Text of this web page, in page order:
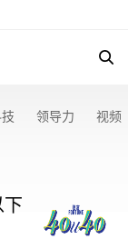
领导力 视频
下